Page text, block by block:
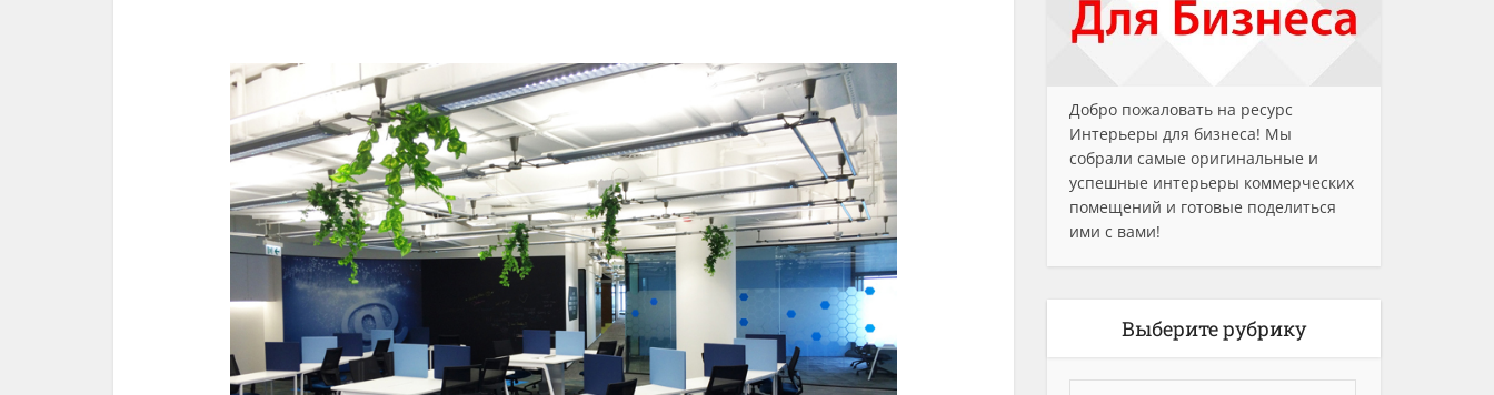
Добро пожаловать на ресурс
Интерьеры для бизнеса! Мы
собрали самые оригинальные и
успешные интерьеры коммерческих
помещений и готовые поделиться
ими с вами!
Выберите рубрику